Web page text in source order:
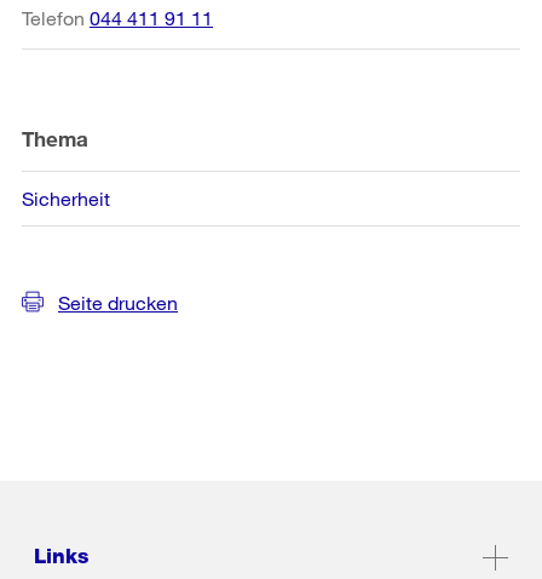
Telefon 044 411 91 11
Thema
Sicherheit
Seite drucken
Links